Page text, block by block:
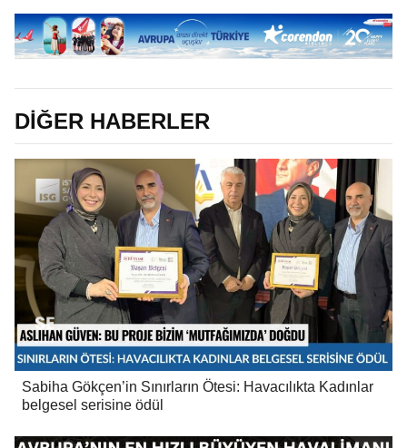
DİĞER HABERLER
Sabiha Gökçen’in Sınırların Ötesi: Havacılıkta Kadınlar
belgesel serisine ödül